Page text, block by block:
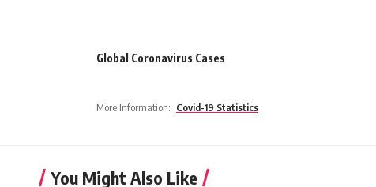
Global Coronavirus Cases
More Information: Covid-19 Statistics
You Might Also Like